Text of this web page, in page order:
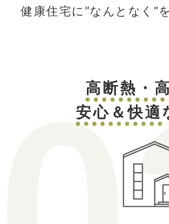
健康住宅に“なんとなく”
高断熱・
安心＆快適